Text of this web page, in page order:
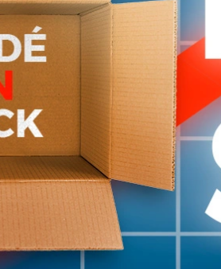
Profesional 18
Certificación 330w
MIKASA